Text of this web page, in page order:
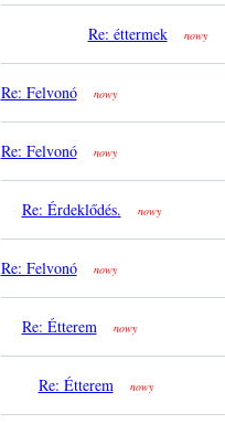
Re: éttermek nowy
Re: Felvonó nowy
Re: Felvonó nowy
Re: Érdeklődés. nowy
Re: Felvonó nowy
Re: Étterem nowy
Re: Étterem nowy